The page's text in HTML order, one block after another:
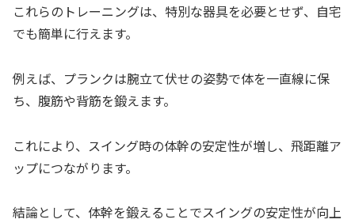
これらのトレーニングは、特別な器具を必要とせず、自宅
でも簡単に行えます。
例えば、プランクは腕立て伏せの姿勢で体を一直線に保
ち、腹筋や背筋を鍛えます。
これにより、スイング時の体幹の安定性が増し、飛距離ア
ップにつながります。
結論として、体幹を鍛えることでスイングの安定性が向上